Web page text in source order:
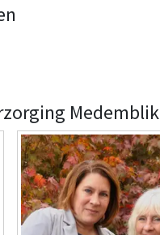
Medemblik